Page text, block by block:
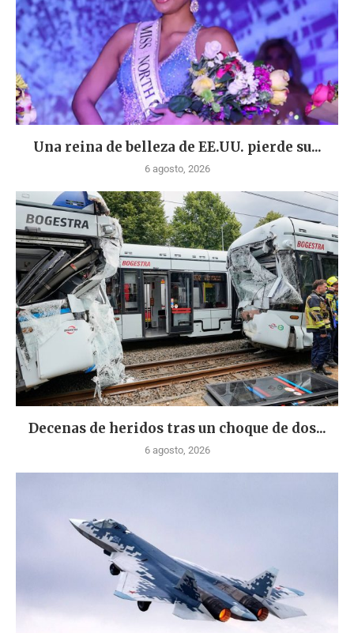
Una reina de belleza de EE.UU. pierde su...
6 agosto, 2026
Decenas de heridos tras un choque de dos...
6 agosto, 2026